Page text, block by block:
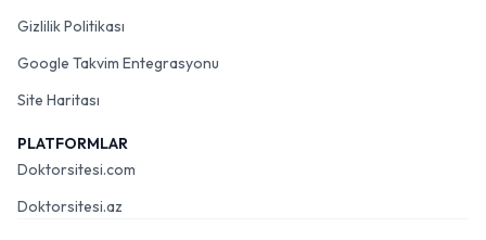
Gizlilik Politikası
Google Takvim Entegrasyonu
Site Haritası
PLATFORMLAR
Doktorsitesi.com
Doktorsitesi.az